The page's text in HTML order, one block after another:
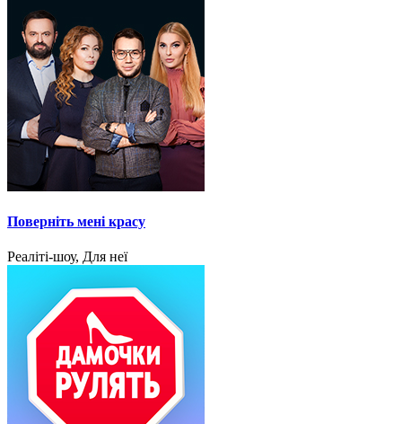
Поверніть мені красу
Реаліті-шоу, Для неї